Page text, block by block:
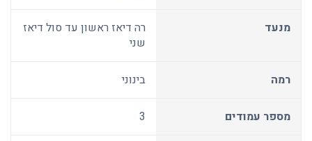
מנעד
רה דיאז ראשון עד סול דיאז
שני
רמה בינוני
מספר עמודים 3